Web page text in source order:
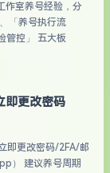
作室养号经验，分
「养号执行流
管控」 五大板
即更改密码
即更改密码/2FA/邮
） 建议养号周期